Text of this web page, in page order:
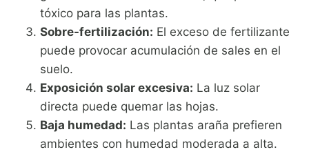
tóxico para las plantas.
Sobre-fertilización: El exceso de fertilizante
puede provocar acumulación de sales en el
suelo.
Exposición solar excesiva: La luz solar
directa puede quemar las hojas.
Baja humedad: Las plantas araña prefieren
ambientes con humedad moderada a alta.